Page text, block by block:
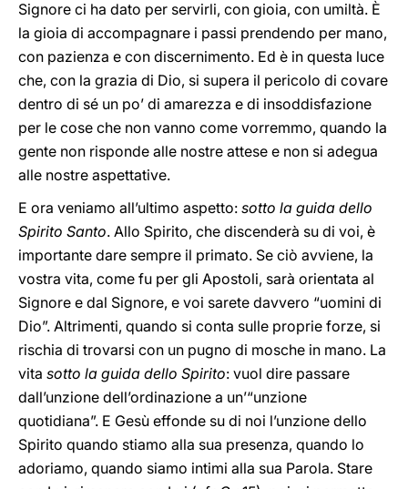
Signore ci ha dato per servirli, con gioia, con umiltà. È
la gioia di accompagnare i passi prendendo per mano,
con pazienza e con discernimento. Ed è in questa luce
che, con la grazia di Dio, si supera il pericolo di covare
dentro di sé un po’ di amarezza e di insoddisfazione
per le cose che non vanno come vorremmo, quando la
gente non risponde alle nostre attese e non si adegua
alle nostre aspettative.
E ora veniamo all’ultimo aspetto: sotto la guida dello
Spirito Santo. Allo Spirito, che discenderà su di voi, è
importante dare sempre il primato. Se ciò avviene, la
vostra vita, come fu per gli Apostoli, sarà orientata al
Signore e dal Signore, e voi sarete davvero “uomini di
Dio”. Altrimenti, quando si conta sulle proprie forze, si
rischia di trovarsi con un pugno di mosche in mano. La
vita sotto la guida dello Spirito: vuol dire passare
dall’unzione dell’ordinazione a un’“unzione
quotidiana”. E Gesù effonde su di noi l’unzione dello
Spirito quando stiamo alla sua presenza, quando lo
adoriamo, quando siamo intimi alla sua Parola. Stare